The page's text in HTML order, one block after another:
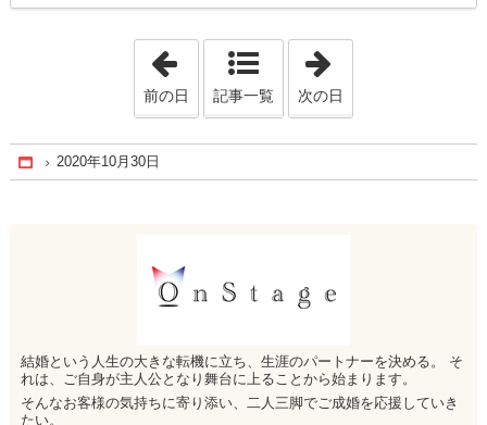
「2020年9月19日」
前の日 記事一覧 次の日
Home
2020年10月30日
結婚という人生の大きな転機に立ち、生涯のパートナーを決める。 そ
れは、ご自身が主人公となり舞台に上ることから始まります。
そんなお客様の気持ちに寄り添い、二人三脚でご成婚を応援していき
たい。